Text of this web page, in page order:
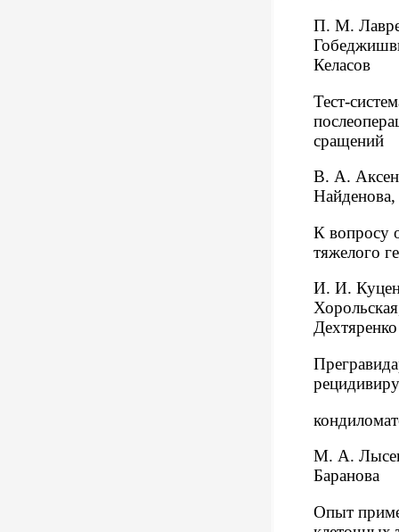
П. М.
Келасов
Тест-
сращений
В. А.
К вопросу
тяжелого
И. И.
Дехтяренко
М. А.
Баранова
Опыт